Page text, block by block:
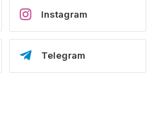
Instagram
Telegram